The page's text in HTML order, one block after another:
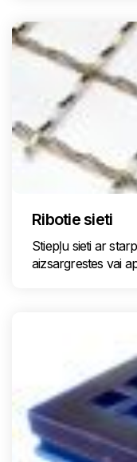
Ribotie sieti
Stiepļu sieti ar
aizsargrestes vai